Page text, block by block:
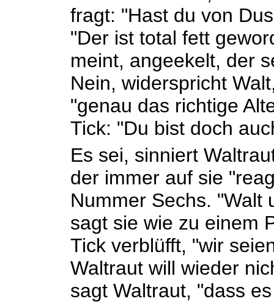
fragt: "Hast du von
"Der ist total fett
meint, angeekelt, der
Nein, widerspricht
"genau das richtige
Tick: "Du bist doch
Es sei, sinniert
der immer auf sie
Nummer Sechs. "Walt
sagt sie wie zu einem
Tick verblüfft, "wir
Waltraut will wieder
sagt Waltraut, "dass